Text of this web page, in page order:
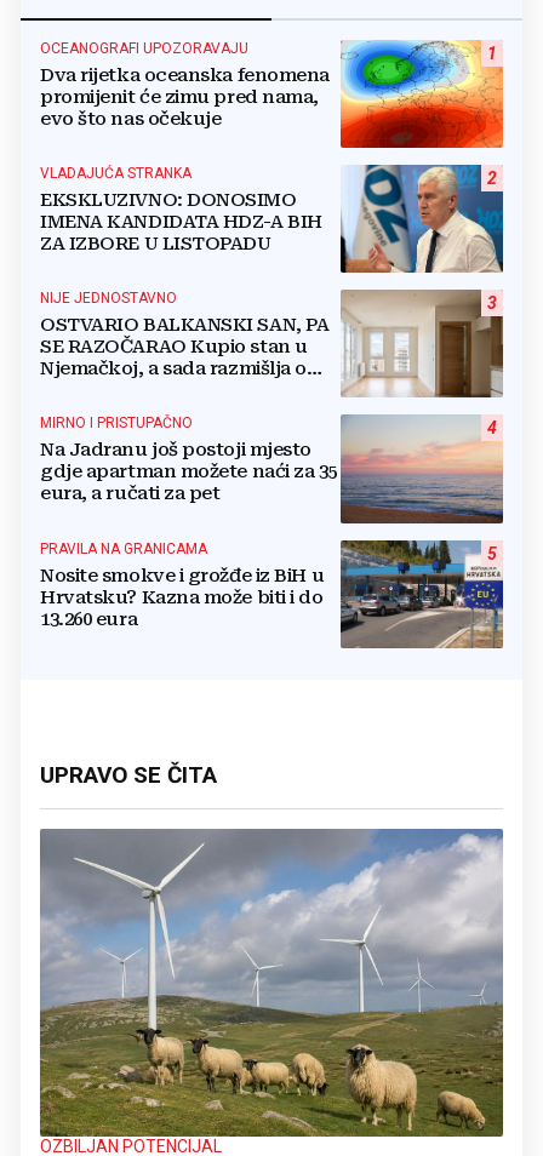
1
OCEANOGRAFI UPOZORAVAJU
Dva rijetka oceanska fenomena
promijenit će zimu pred nama,
evo što nas očekuje
2
VLADAJUĆA STRANKA
EKSKLUZIVNO: DONOSIMO
IMENA KANDIDATA HDZ-A BIH
ZA IZBORE U LISTOPADU
3
NIJE JEDNOSTAVNO
OSTVARIO BALKANSKI SAN, PA
SE RAZOČARAO Kupio stan u
Njemačkoj, a sada razmišlja o
4
MIRNO I PRISTUPAČNO
Na Jadranu još postoji mjesto
gdje apartman možete naći za 35
eura, a ručati za pet
5
PRAVILA NA GRANICAMA
Nosite smokve i grožđe iz BiH u
Hrvatsku? Kazna može biti i do
13.260 eura
UPRAVO SE ČITA
OZBILJAN POTENCIJAL